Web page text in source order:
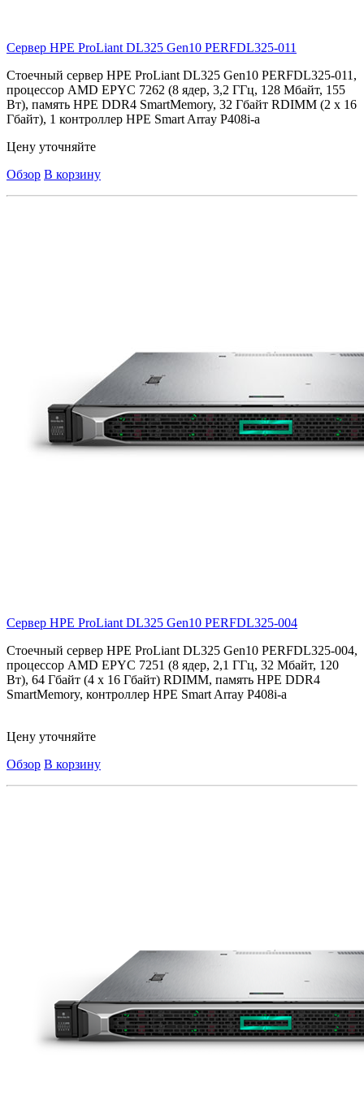
Сервер HPE ProLiant DL325 Gen10 PERFDL325-011
Стоечный сервер HPE ProLiant DL325 Gen10 PERFDL325-011,
процессор AMD EPYC 7262 (8 ядер, 3,2 ГГц, 128 Мбайт, 155
Вт), память HPE DDR4 SmartMemory, 32 Гбайт RDIMM (2 x 16
Гбайт), 1 контроллер HPE Smart Array P408i-a
Цену уточняйте
Обзор В корзину
Сервер HPE ProLiant DL325 Gen10 PERFDL325-004
Стоечный сервер HPE ProLiant DL325 Gen10 PERFDL325-004,
процессор AMD EPYC 7251 (8 ядер, 2,1 ГГц, 32 Мбайт, 120
Вт), 64 Гбайт (4 x 16 Гбайт) RDIMM, память HPE DDR4
SmartMemory, контроллер HPE Smart Array P408i-a
Цену уточняйте
Обзор В корзину